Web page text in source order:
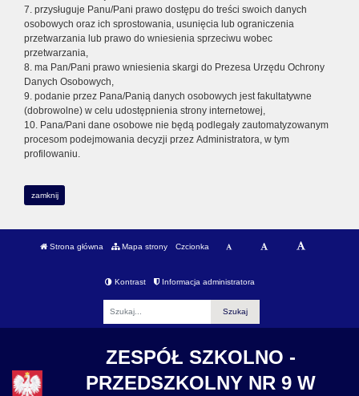
7. przysługuje Panu/Pani prawo dostępu do treści swoich danych
osobowych oraz ich sprostowania, usunięcia lub ograniczenia
przetwarzania lub prawo do wniesienia sprzeciwu wobec
przetwarzania,
8. ma Pan/Pani prawo wniesienia skargi do Prezesa Urzędu Ochrony
Danych Osobowych,
9. podanie przez Pana/Panią danych osobowych jest fakultatywne
(dobrowolne) w celu udostępnienia strony internetowej,
10. Pana/Pani dane osobowe nie będą podlegały zautomatyzowanym
procesom podejmowania decyzji przez Administratora, w tym
profilowaniu.
zamknij
Strona główna Mapa strony Czcionka
Kontrast Informacja administratora
ZESPÓŁ SZKOLNO -
PRZEDSZKOLNY NR 9 W